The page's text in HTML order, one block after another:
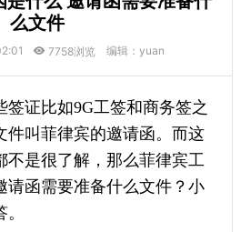
么文件
7758浏览 编辑：yuan
证比如9G工签和商务签之
件叫菲律宾的邀请函。而这
不是很了解，那么菲律宾工
请函需要准备什么文件？小